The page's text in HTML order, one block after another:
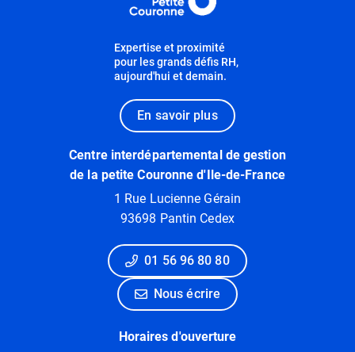
Expertise et proximité
pour les grands défis RH,
aujourd'hui et demain.
En savoir plus
Centre interdépartemental de gestion
de la petite Couronne d'Ile-de-France
1 Rue Lucienne Gérain
93698 Pantin Cedex
01 56 96 80 80
Nous écrire
Horaires d'ouverture